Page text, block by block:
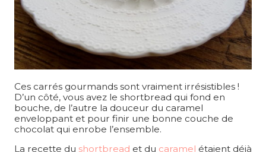
Ces carrés gourmands sont vraiment irrésistibles !
D’un côté, vous avez le shortbread qui fond en
bouche, de l’autre la douceur du caramel
enveloppant et pour finir une bonne couche de
chocolat qui enrobe l’ensemble.
La recette du shortbread et du caramel étaient déjà